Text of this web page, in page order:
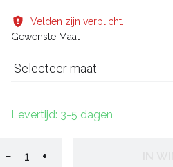
Velden zijn verplicht.
Gewenste Maat
Selecteer maat
Levertijd: 3-5 dagen
− +